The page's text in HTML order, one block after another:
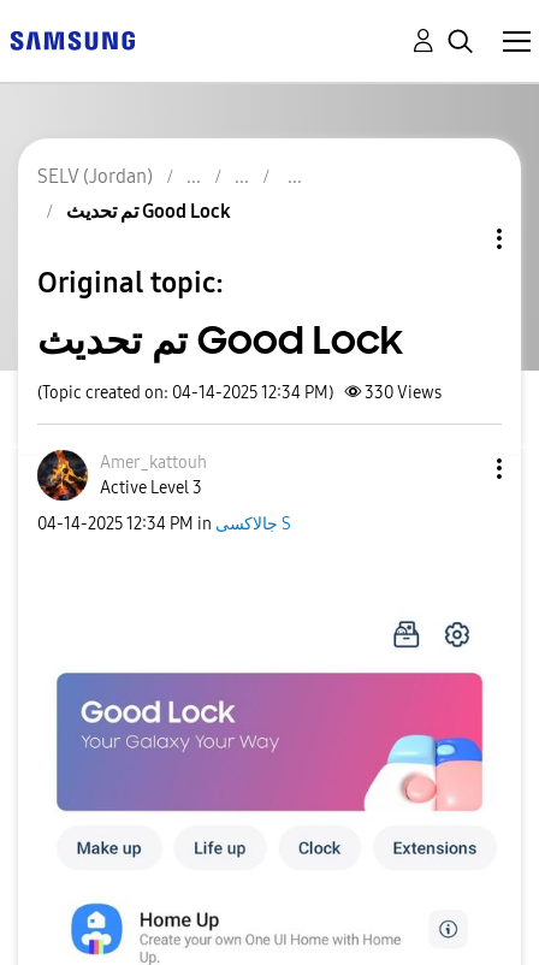
SELV (Jordan)
تم تحديث Good Lock
Original topic:
تم تحديث Good Lock
(Topic created on: 04-14-2025 12:34 PM) 330Views
Amer_kattouh
Active Level 3
‎04-14-202512:34 PM in جالاكسى S